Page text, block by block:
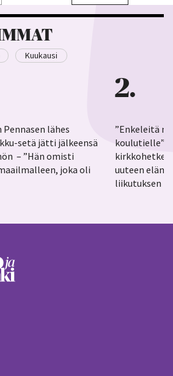
Kuukausi
lähes
setä jätti jälkeensä
– ”Hän omisti
joka oli
2
”Enkeleitä
koulutielle”–
uuteen
liikutuksen